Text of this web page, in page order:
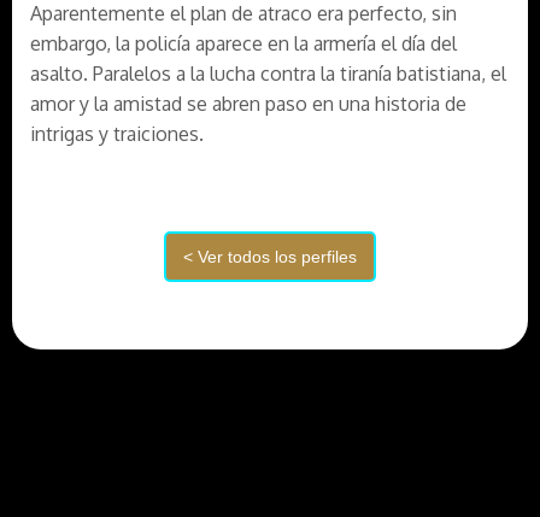
Aparentemente el plan de atraco era perfecto, sin
embargo, la policía aparece en la armería el día del
asalto. Paralelos a la lucha contra la tiranía batistiana, el
amor y la amistad se abren paso en una historia de
intrigas y traiciones.